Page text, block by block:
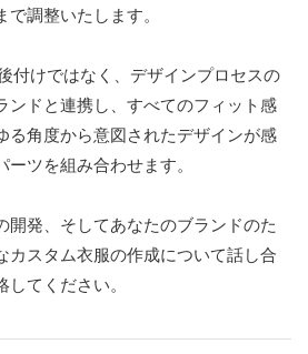
調整いたします。
付けではなく、デザインプロセスの
ンドと連携し、すべてのフィット感
る角度から意図されたデザインが感
ツを組み合わせます。
開発、そしてあなたのブランドのた
カスタム衣服の作成について話し合
てください。